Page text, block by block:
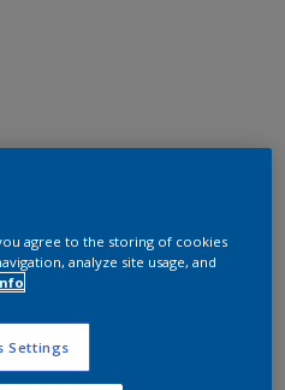
agree to the storing of cookies
analyze site usage, and
Settings